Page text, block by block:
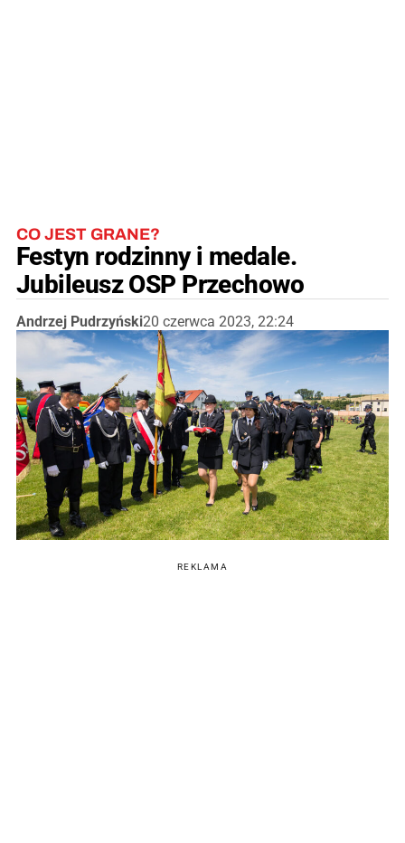
CO JEST GRANE?
Festyn rodzinny i medale.
Jubileusz OSP Przechowo
Andrzej Pudrzyński20 czerwca 2023, 22:24
REKLAMA